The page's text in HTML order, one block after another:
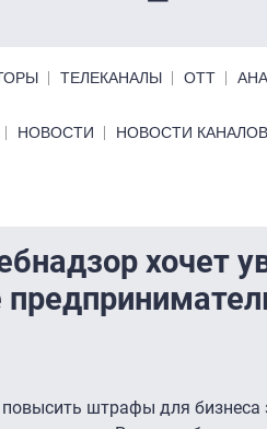
ТЕЛЕКАНАЛЫ ОТТ
НОВОСТИ НОВОСТИ КАНАЛОВ
хочет
штрафы для бизнеса